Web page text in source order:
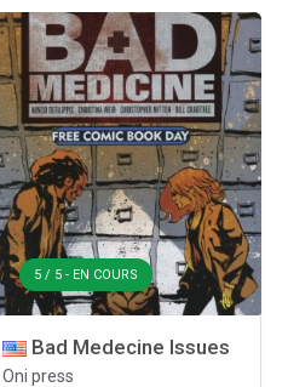
5 / 5 - EN COURS
Bad Medecine Issues
Oni press